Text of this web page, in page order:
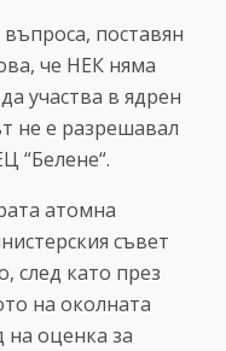
поставян
че НЕК няма
участва в ядрен
не е разрешавал
“Белене“.
атомна
съвет
след като през
на околната
на оценка за